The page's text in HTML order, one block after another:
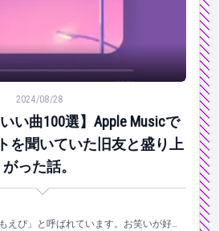
曲100選】Apple Musicで同じプレ
2024/08/28
い曲100選】Apple Musicで
を聞いていた旧友と盛り上
がった話。
えぴ」と呼ばれています。お笑いが好